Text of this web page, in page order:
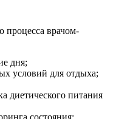
процесса врачом-
дня;
условий для отдыха;
диетического питания
состояния;